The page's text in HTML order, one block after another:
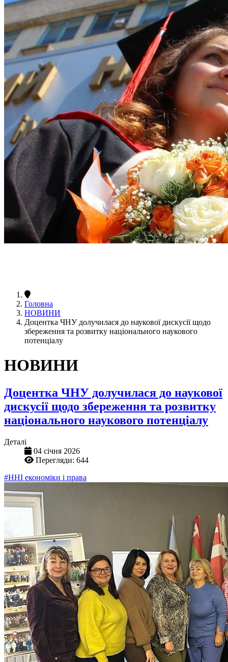
Головна
НОВИНИ
Доцентка ЧНУ долучилася до наукової дискусії щодо
збереження та розвитку національного наукового
потенціалу
НОВИНИ
Доцентка ЧНУ долучилася до наукової
дискусії щодо збереження та розвитку
національного наукового потенціалу
Деталі
04 січня 2026
Перегляди: 644
#ННІ економіки і права